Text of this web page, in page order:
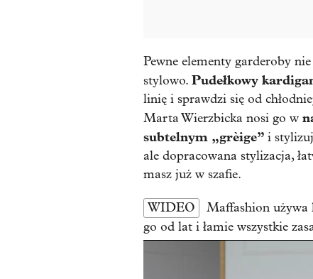
Pewne elementy garderoby
stylowo. Pudełkowy
linię i sprawdzi się od
Marta Wierzbicka nosi go w
subtelnym „grèige” i
ale dopracowana stylizacja,
masz już w szafie.
WIDEO
Maffashion używa
go od lat i łamie wszystkie